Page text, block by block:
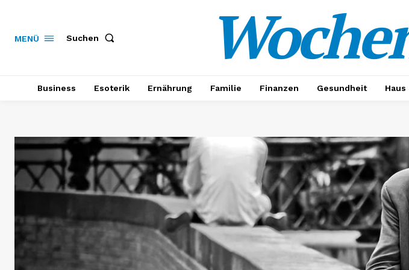
MENÜ Suchen
Business Esoterik Ernährung Familie Finanzen Gesundheit Haus